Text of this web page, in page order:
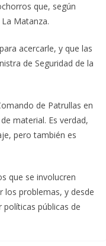
que, según
Matanza.
acercarle, y que las
de Seguridad de la
de Patrullas en
material. Es verdad,
pero también es
que se involucren
los problemas, y desde
públicas de